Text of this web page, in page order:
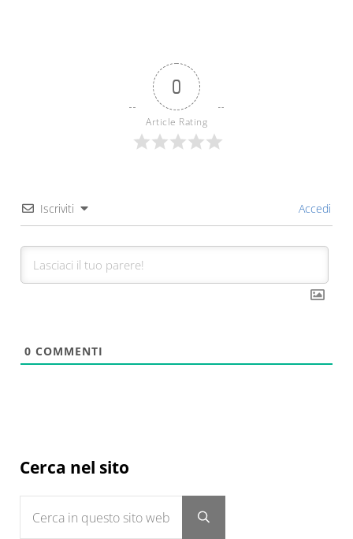
0
Article Rating
Iscriviti Accedi
0 COMMENTI
Sidebar
Cerca nel sito
Submit search